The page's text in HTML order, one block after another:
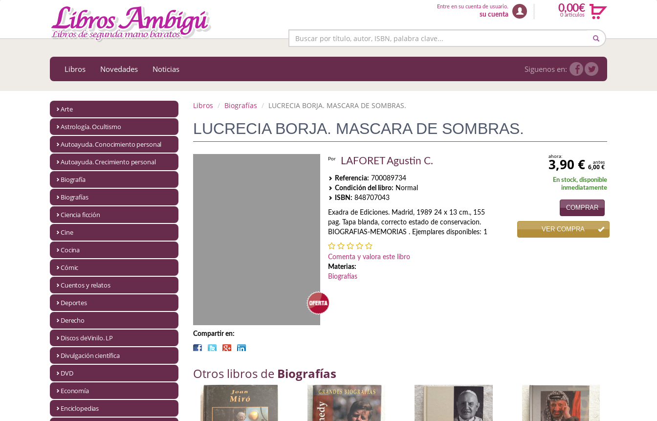
MENÚ PRINCIPAL
Astrología. Ocultismo
Autoayuda. Conocimiento personal
Autoayuda. Crecimiento personal
Ciencia ficción
Cuentos y relatos
Discos deVinilo. LP
Divulgación científica
Entre en su cuenta de usuario.
su cuenta
0,00€
0 articulos
Libros Novedades Noticias Siguenos en:
Arte
Astrología. Ocultismo
Autoayuda. Conocimiento personal
Autoayuda. Crecimiento personal
Biografía
Biografías
Ciencia ficción
Cine
Cocina
Cómic
Cuentos y relatos
Deportes
Derecho
Discos deVinilo. LP
Divulgación científica
DVD
Economía
Enciclopedias
Libros Biografías LUCRECIA BORJA. MASCARA DE SOMBRAS.
LUCRECIA BORJA. MASCARA DE SOMBRAS.
Compartir en:
Por LAFORET Agustin C.
Referencia: 700089734
Condición del libro: Normal
ISBN: 848707043
Exadra de Ediciones. Madrid, 1989 24 x 13 cm., 155
pag. Tapa blanda, correcto estado de conservacion.
BIOGRAFIAS-MEMORIAS . Ejemplares disponibles: 1
Comenta y valora este libro
Materias:
Biografías
ahora:
3,90 € antes
6,00 €
En stock, disponible
inmediatamente
COMPRAR
VER COMPRA
Otros libros de Biografías